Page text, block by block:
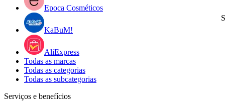
Epoca Cosméticos
KaBuM!
AliExpress
Todas as marcas
Todas as categorias
Todas as subcategorias
Serviços e benefícios